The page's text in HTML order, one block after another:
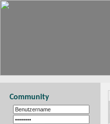
Community